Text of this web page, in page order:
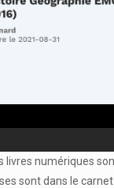
livres numériques
sont dans le